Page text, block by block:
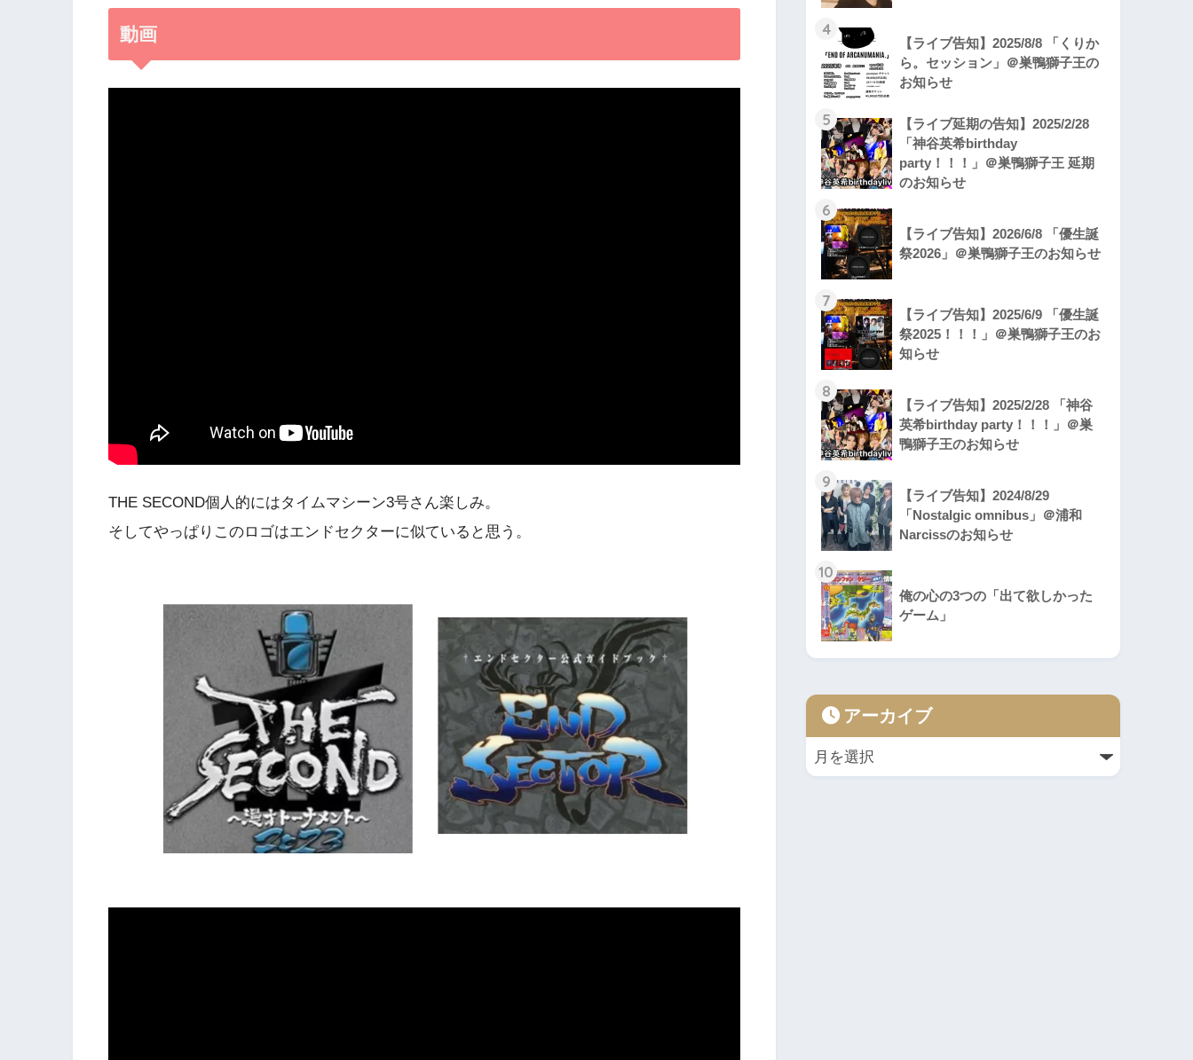
動画
THE SECOND個人的にはタイムマシーン3号さん楽しみ。
そしてやっぱりこのロゴはエンドセクターに似ていると思う。
4
【ライブ告知】2025/8/8 「くりか
ら。セッション」＠巣鴨獅子王の
お知らせ
5
【ライブ延期の告知】2025/2/28
「神谷英希birthday
party！！！」＠巣鴨獅子王 延期
のお知らせ
6
【ライブ告知】2026/6/8 「優生誕
祭2026」＠巣鴨獅子王のお知らせ
7
【ライブ告知】2025/6/9 「優生誕
祭2025！！！」＠巣鴨獅子王のお
知らせ
8
【ライブ告知】2025/2/28 「神谷
英希birthday party！！！」＠巣
鴨獅子王のお知らせ
9
【ライブ告知】2024/8/29
「Nostalgic omnibus」＠浦和
Narcissのお知らせ
10
俺の心の3つの「出て欲しかった
ゲーム」
アーカイブ